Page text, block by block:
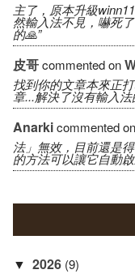
主了，原本升級
然輸入法不見，嚇死
的🙏”
皮哥commented on
找到你的文章本來正
章...解決了沒有輸入
Anarkicommented on
法」無效，目前還是
的方法可以讓它自動
▼ 2026 (9)